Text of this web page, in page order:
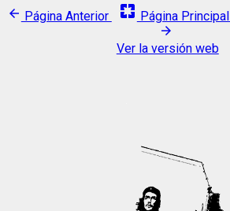
arrow_back Página Anterior pages Página Principal
arrow_forward
Ver la versión web